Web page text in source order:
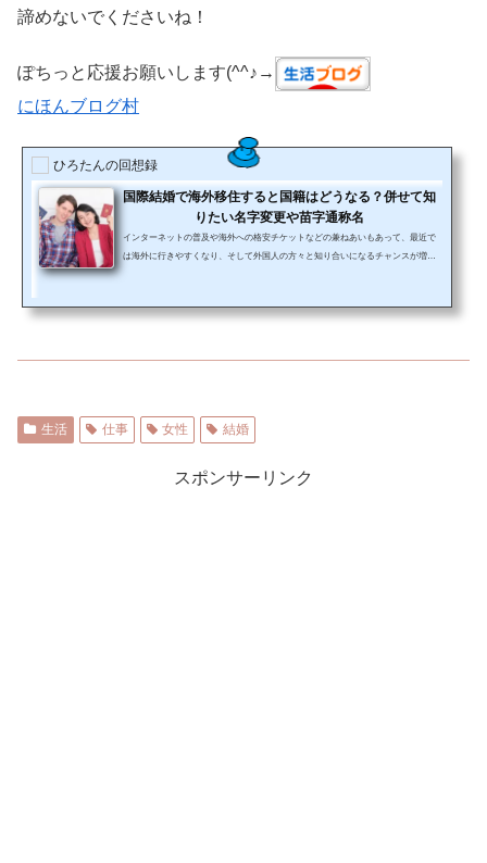
諦めないでくださいね！
ぽちっと応援お願いします(^^♪→
にほんブログ村
ひろたんの回想録
国際結婚で海外移住すると国籍はどうなる？併せて知
りたい名字変更や苗字通称名
インターネットの普及や海外への格安チケットなどの兼ねあいもあって、最近で
は海外に行きやすくなり、そして外国人の方々と知り合いになるチャンスが増え
生活 仕事 女性 結婚
スポンサーリンク